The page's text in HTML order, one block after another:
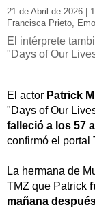
21 de Abril de 2026 |
Francisca Prieto, Emol
El intérprete
"Days of Our
El actor Patrick
"Days of Our
falleció a los 57
confirmó el portal
La hermana de
TMZ que Patrick
mañana